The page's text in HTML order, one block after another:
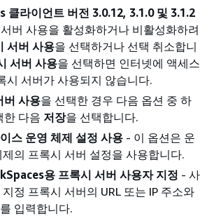
클라이언트 버전 3.0.12, 3.1.0 및 3.1.2
버 사용을 활성화하거나 비활성화하려
서버 사용을 선택하거나 선택 취소합니
서버 사용을 선택하면 인터넷에 액세스
시 서버가 사용되지 않습니다.
버 사용을 선택한 경우 다음 옵션 중 하
한 다음 저장을 선택합니다.
스 운영 체제 설정 사용 - 이 옵션은 운
제의 프록시 서버 설정을 사용합니다.
용 프록시 서버 사용자 지정 - 사
지정 프록시 서버의 URL 또는 IP 주소와
입력합니다.